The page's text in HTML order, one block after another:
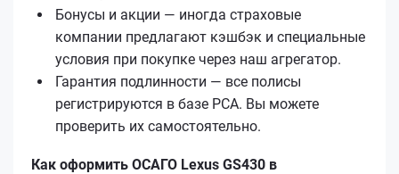
Бонусы и акции — иногда страховые
компании предлагают кэшбэк и специальные
условия при покупке через наш агрегатор.
Гарантия подлинности — все полисы
регистрируются в базе РСА. Вы можете
проверить их самостоятельно.
Как оформить ОСАГО Lexus GS430 в